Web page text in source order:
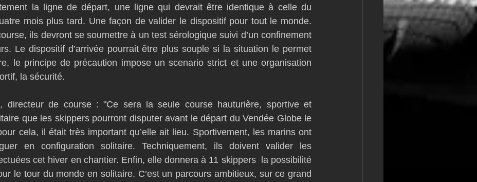
la ligne de départ, une ligne qui devrait être identique à celle du
mois plus tard. Une façon de valider le dispositif pour tout le monde.
ils devront se soumettre à un test sérologique suivi d’un confinement
Le dispositif d’arrivée pourrait être plus souple si la situation le permet
le principe de précaution impose un scenario strict et une organisation
la sécurité.
directeur de course : "Ce sera la seule course hauturière, sportive et
que les skippers pourront disputer avant le départ du Vendée Globe le
cela, il était très important qu’elle ait lieu. Sportivement, les marins ont
en configuration solitaire. Techniquement, ils doivent valider les
cet hiver en chantier. Enfin, elle donnera à 11 skippers  la possibilité
le tour du monde en solitaire. C’est un parcours ambitieux, sur ce grand